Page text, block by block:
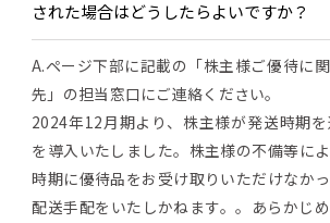
された場合はどうしたらよいですか？
A.ページ下部に記載の「株主様ご優待に
先」の担当窓口にご連絡ください。
2024年12月期より、株主様が発送時期
を導入いたしました。株主様の不備等に
時期に優待品をお受け取りいただけなか
配送手配をいたしかねます。。あらかじ